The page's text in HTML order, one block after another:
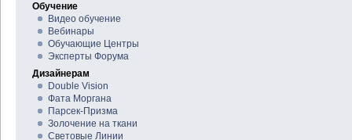
Обучение
Видео обучение
Вебинары
Обучающие Центры
Эксперты Форума
Дизайнерам
Double Vision
Фата Моргана
Парсек-Призма
Золочение на ткани
Световые Линии